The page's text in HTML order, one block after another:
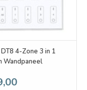
4-Zone 3 in 1
Wandpaneel